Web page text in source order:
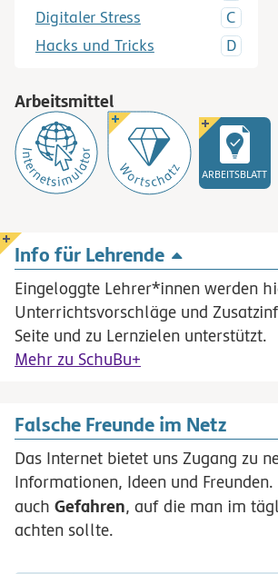
Digitaler Stress
Hacks und Tricks
Arbeitsmittel
ARBEITSBLATT
Info für Lehrende
Eingeloggte Lehrer*innen werden
Unterrichtsvorschläge und
Seite und zu Lernzielen unterstützt.
Mehr zu SchuBu+
Falsche Freunde im Netz
Das Internet bietet uns Zugang zu
Informationen, Ideen und
auch Gefahren, auf die man im
achten sollte.